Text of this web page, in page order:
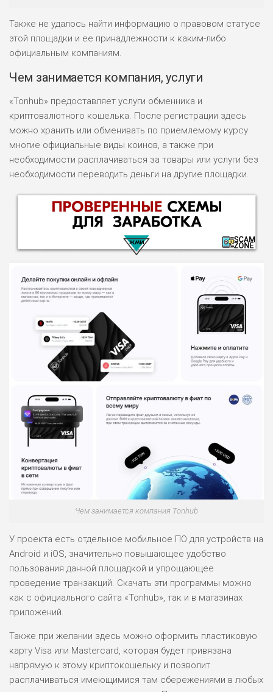
Также не удалось найти информацию о правовом статусе
этой площадки и ее принадлежности к каким-либо
официальным компаниям.
Чем занимается компания, услуги
«Tonhub» предоставляет услуги обменника и
криптовалютного кошелька. После регистрации здесь
можно хранить или обменивать по приемлемому курсу
многие официальные виды коинов, а также при
необходимости расплачиваться за товары или услуги без
необходимости переводить деньги на другие площадки.
НАЗВАНИЕ ОБЗОР
ПОДОЙДЕТ
ВСЕМ
ДОХОД: ВЫСОКИЙ
БЮДЖЕТ: ВЫСОКИЙ
ЛЮБИТЕЛЯ
М СТАВОК
РИСКИ: СРЕДНИЕ
ДОХОД: ВЫСОКИЙ
БЮДЖЕТ: НИЗКИЙ
ПОДОЙДЕТ
ВСЕМ
РИСКИ: НИЗКИЕ
ДОХОД: НИЗКИЙ
БЮДЖЕТ: НИЗКИЙ
ОБЗОР
ПОДОЙДЕТ
ВСЕМ
РИСКИ: НИЗКИЕ
ДОХОД: СРЕДНИЙ
Чем занимается компания Tonhub
У проекта есть отдельное мобильное ПО для устройств на
Android и iOS, значительно повышающее удобство
пользования данной площадкой и упрощающее
проведение транзакций. Скачать эти программы можно
как с официального сайта «Tonhub», так и в магазинах
приложений.
Также при желании здесь можно оформить пластиковую
карту Visa или Mastercard, которая будет привязана
напрямую к этому криптокошельку и позволит
расплачиваться имеющимися там сбережениями в любых